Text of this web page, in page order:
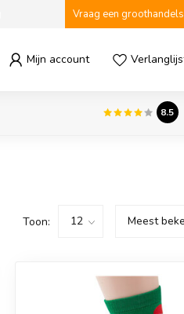
Vraag een
Mijn account
8.5
Toon: